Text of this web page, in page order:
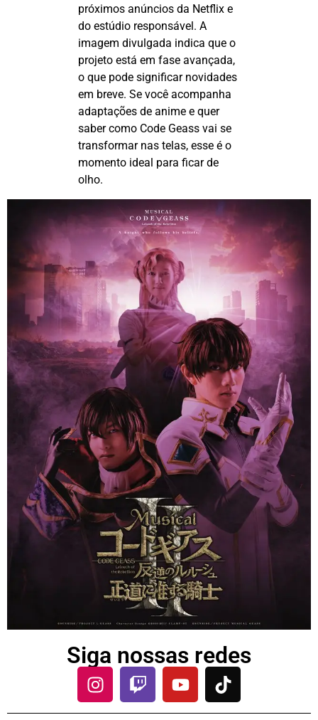
próximos anúncios da Netflix e
do estúdio responsável. A
imagem divulgada indica que o
projeto está em fase avançada,
o que pode significar novidades
em breve. Se você acompanha
adaptações de anime e quer
saber como Code Geass vai se
transformar nas telas, esse é o
momento ideal para ficar de
olho.
Siga nossas redes